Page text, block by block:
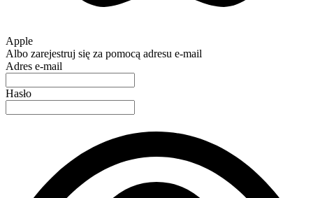
Apple
Albo zarejestruj się za pomocą adresu e-mail
Adres e-mail
Hasło